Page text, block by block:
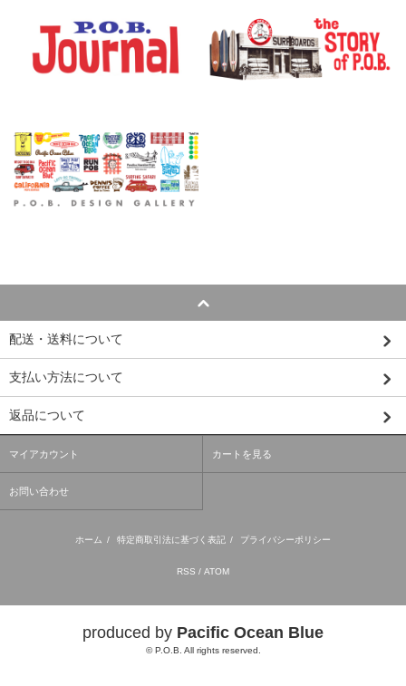
配送・送料について
支払い方法について
返品について
マイアカウント カートを見る
お問い合わせ
ホーム / 特定商取引法に基づく表記 / プライバシーポリシー
RSS / ATOM
produced by Pacific Ocean Blue
© P.O.B. All rights reserved.